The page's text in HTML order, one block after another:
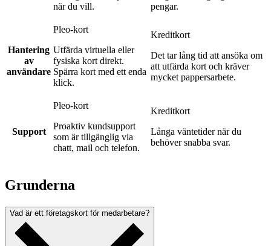
när du vill.
pengar.
Hantering
av
användare
Pleo-kort
Utfärda virtuella eller
fysiska kort direkt.
Spärra kort med ett enda
klick.
Kreditkort
Det tar lång tid att ansöka om
att utfärda kort och kräver
mycket pappersarbete.
Support
Pleo-kort
Proaktiv kundsupport
som är tillgänglig via
chatt, mail och telefon.
Kreditkort
Långa väntetider när du
behöver snabba svar.
Grunderna
Vad är ett företagskort för medarbetare?